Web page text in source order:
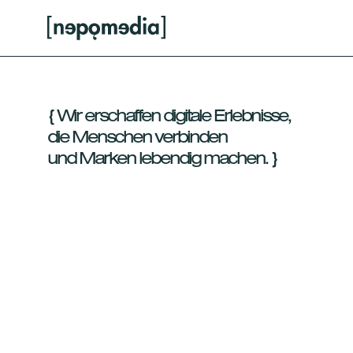
{ Wir erschaffen digitale Erlebnisse,
die Menschen verbinden
und Marken lebendig machen. }